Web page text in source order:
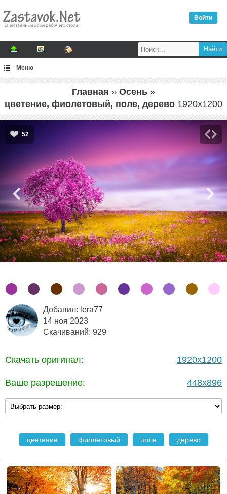
Войти
Меню
Главная » Осень »
цветение, фиолетовый, поле, дерево 1920x1200
52
Добавил: lera77
14 ноя 2023
Скачиваний: 929
Скачать оригинал: 1920x1200
Ваше разрешение: 448x896
цветение фиолетовый поле дерево